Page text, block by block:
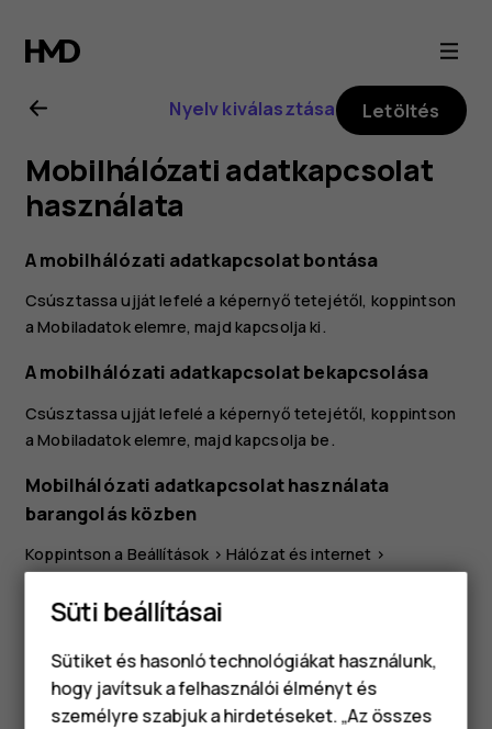
Nokia
3.2
felhasználói
kézikönyv
Nyelv kiválasztása Letöltés
Mobilhálózati adatkapcsolat
használata
A mobilhálózati adatkapcsolat bontása
Csúsztassa ujját lefelé a képernyő tetejétől, koppintson
aMobiladatokelemre, majd kapcsolja ki.
A mobilhálózati adatkapcsolat bekapcsolása
Csúsztassa ujját lefelé a képernyő tetejétől, koppintson
aMobiladatokelemre, majd kapcsolja be.
Mobilhálózati adatkapcsolat használata
barangolás közben
Koppintson a Beállítások > Hálózat és internet >
Mobilhálózat
lehetőségetBeállásba.
Tipp: Az adatforgalom követéséhez koppintson a
Beállítások > Hálózat és internet >
Adathasználat
lehetőségre.
Süti beállításai
Sütiket és hasonló technológiákat használunk,
hogy javítsuk a felhasználói élményt és
személyre szabjuk a hirdetéseket. „Az összes